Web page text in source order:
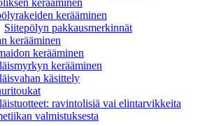
kerääminen
kerääminen
Siitepölyn pakkausmerkinnät
kerääminen
kerääminen
kerääminen
käsittely
ravintolisiä vai elintarvikkeita
valmistuksesta